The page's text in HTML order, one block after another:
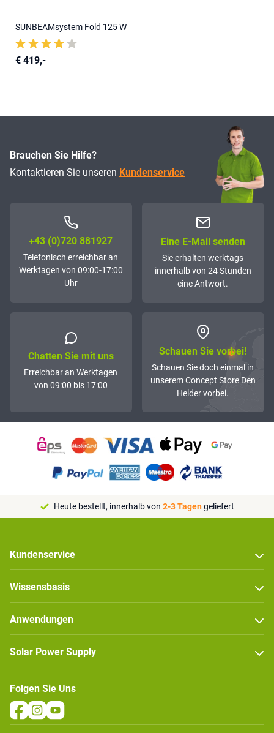
SUNBEAMsystem Fold 125 W
€ 419,-
Brauchen Sie Hilfe?
Kontaktieren Sie unseren Kundenservice
+43 (0)72­0 881927
Telefonisch erreichbar an
Werktagen von 09:00-17:00
Uhr
Eine E-Mail senden
Sie erhalten werktags
innerhalb von 24 Stunden
eine Antwort.
Chatten Sie mit uns
Erreichbar an Werktagen
von 09:00 bis 17:00
Schauen Sie vorbei!
Schauen Sie doch einmal in
unserem Concept Store Den
Helder vorbei.
Heute bestellt, innerhalb von 2-3 Tagengeliefert
Kundenservice
Wissensbasis
Anwendungen
Solar Power Supply
Folgen Sie Uns